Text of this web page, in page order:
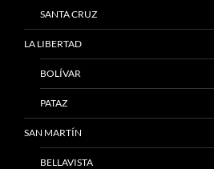
SANTA CRUZ
LA LIBERTAD
BOLÍVAR
PATAZ
SAN MARTÍN
BELLAVISTA